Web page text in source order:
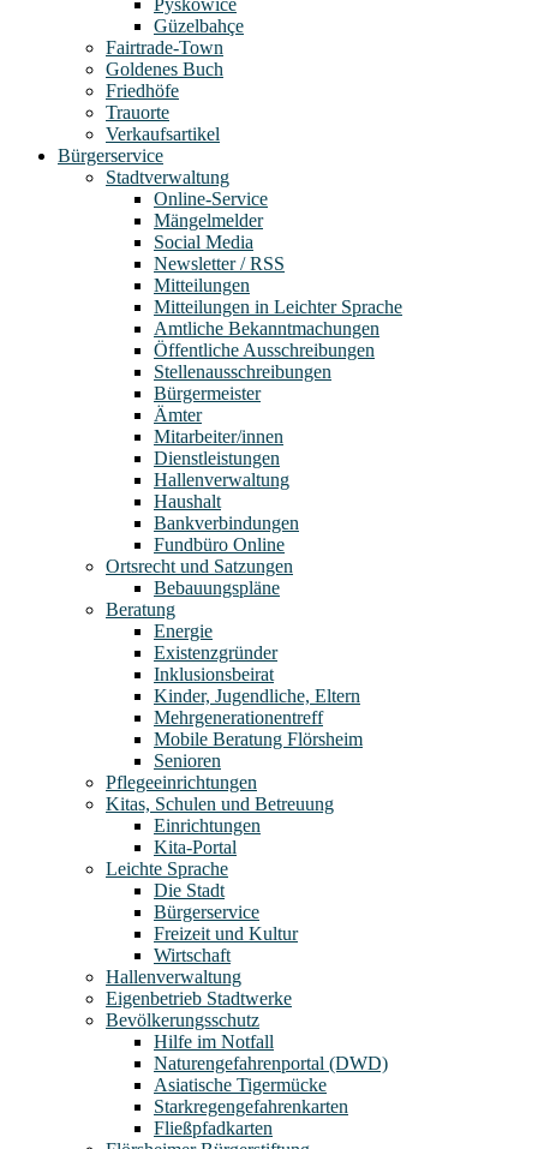
Güzelbahçe
Fairtrade-Town
Goldenes Buch
Friedhöfe
Trauorte
Verkaufsartikel
Bürgerservice
Stadtverwaltung
Online-Service
Mängelmelder
Social Media
Newsletter / RSS
Mitteilungen
Mitteilungen in Leichter Sprache
Amtliche Bekanntmachungen
Öffentliche Ausschreibungen
Stellenausschreibungen
Bürgermeister
Ämter
Mitarbeiter/innen
Dienstleistungen
Hallenverwaltung
Haushalt
Bankverbindungen
Fundbüro Online
Ortsrecht und Satzungen
Bebauungspläne
Beratung
Energie
Existenzgründer
Inklusionsbeirat
Kinder, Jugendliche, Eltern
Mehrgenerationentreff
Mobile Beratung Flörsheim
Senioren
Pflegeeinrichtungen
Kitas, Schulen und Betreuung
Einrichtungen
Kita-Portal
Leichte Sprache
Die Stadt
Bürgerservice
Freizeit und Kultur
Wirtschaft
Hallenverwaltung
Eigenbetrieb Stadtwerke
Bevölkerungsschutz
Hilfe im Notfall
Naturengefahrenportal (DWD)
Asiatische Tigermücke
Starkregengefahrenkarten
Fließpfadkarten